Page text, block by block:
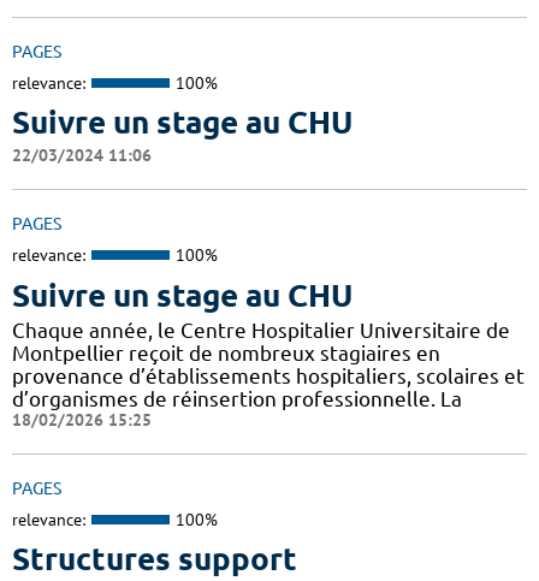
PAGES
relevance: 100%
Suivre un stage au CHU
22/03/2024 11:06
PAGES
relevance: 100%
Suivre un stage au CHU
Chaque année, le Centre Hospitalier Universitaire de
Montpellier reçoit de nombreux stagiaires en
provenance d’établissements hospitaliers, scolaires et
d’organismes de réinsertion professionnelle. La
18/02/2026 15:25
PAGES
relevance: 100%
Structures support